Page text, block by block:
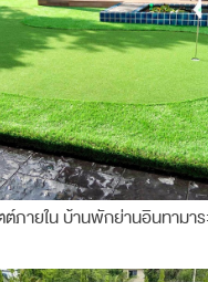
ภายใน บ้านพักย่านอินทามาร